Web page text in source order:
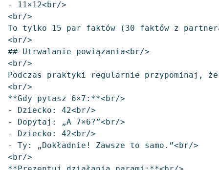
- 11×12<br/>
<br/>
To tylko 15 par faktów (30 faktów z
<br/>
## Utrwalanie powiązania<br/>
<br/>
Podczas praktyki regularnie przypominaj,
<br/>
**Gdy pytasz 6×7:**<br/>
- Dziecko: 42<br/>
- Dopytaj: „A 7×6?”<br/>
- Dziecko: 42<br/>
- Ty: „Dokładnie! Zawsze to samo.”<br/>
<br/>